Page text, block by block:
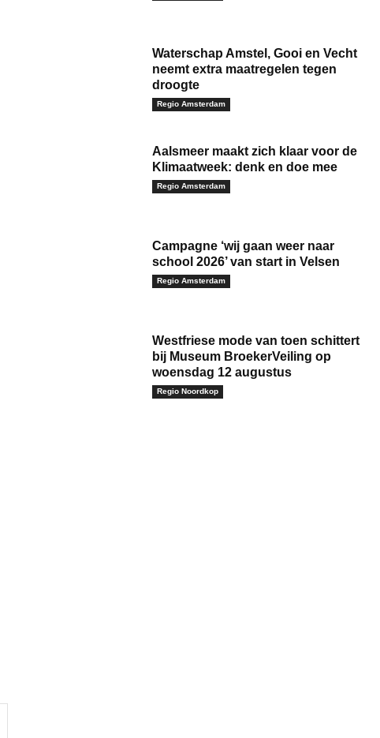
Waterschap Amstel, Gooi en Vecht
neemt extra maatregelen tegen
droogte
Regio Amsterdam
Aalsmeer maakt zich klaar voor de
Klimaatweek: denk en doe mee
Regio Amsterdam
Campagne ‘wij gaan weer naar
school 2026’ van start in Velsen
Regio Amsterdam
Westfriese mode van toen schittert
bij Museum BroekerVeiling op
woensdag 12 augustus
Regio Noordkop